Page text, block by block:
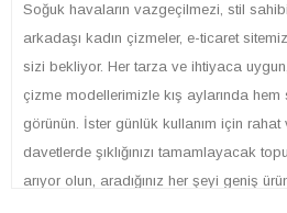
Soğuk havaların vazgeçilmezi, stil sahibi
arkadaşı kadın çizmeler, e-ticaret
sizi bekliyor. Her tarza ve ihtiyaca
çizme modellerimizle kış aylarında hem
görünün. İster günlük kullanım için
davetlerde şıklığınızı tamamlayacak
arıyor olun, aradığınız her şeyi geniş